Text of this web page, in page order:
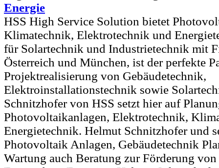
Energie
HSS High Service Solution bietet
Klimatechnik, Elektrotechnik und
für Solartechnik und Industrietechnik mit
Österreich und München, ist der perfekte
Projektrealisierung von Gebäudetechnik,
Elektroinstallationstechnik sowie
Schnitzhofer von HSS setzt hier auf
Photovoltaikanlagen, Elektrotechnik,
Energietechnik. Helmut Schnitzhofer und
Photovoltaik Anlagen, Gebäudetechnik
Wartung auch Beratung zur Förderung